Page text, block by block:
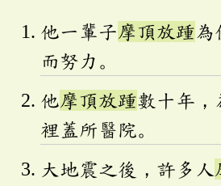
他一輩子摩頂放踵為
而努力。
他摩頂放踵數十年，
裡蓋所醫院。
大地震之後，許多人